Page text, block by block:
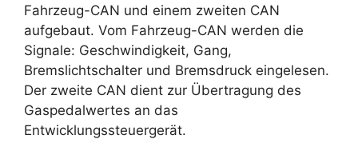
Fahrzeug-CAN und einem zweiten CAN
aufgebaut. Vom Fahrzeug-CAN werden die
Signale: Geschwindigkeit, Gang,
Bremslichtschalter und Bremsdruck eingelesen.
Der zweite CAN dient zur Übertragung des
Gaspedalwertes an das
Entwicklungssteuergerät.